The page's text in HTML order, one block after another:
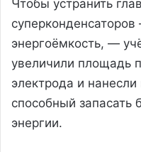
Чтобы устранить
энергоёмкость, —
увеличили площадь
электрода и
способный запасать
энергии.